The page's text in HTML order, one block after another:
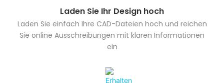
Laden Sie Ihr Design hoch
Laden Sie einfach Ihre CAD-Dateien hoch und reichen
Sie online Ausschreibungen mit klaren Informationen
ein